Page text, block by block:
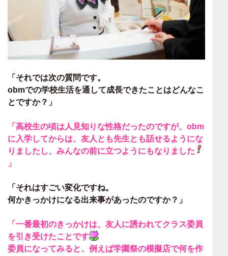
「それでは次の質問です。
obmでの学校生活を通して成長できたことはどんなこ
とですか？」
「 高校生の頃は人見知りな性格だったのですが、obm
に入学してからは、 友人とも先生とも話せるようにな
りましたし、みんなの前に立つように もなりました
」
「それはすごい変化ですね。
何かきっかけになる出来事があったのですか？」
「一番最初のきっかけは、 友人に誘われてクラス委員
を引き受けたことです
委員になってみると、例えば学園祭の模擬店で何を作